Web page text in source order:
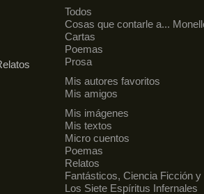
Todos
Cosas que contarle a...
Cartas
Poemas
Prosa
Mis autores favoritos
Mis amigos
Mis imágenes
Mis textos
Micro cuentos
Poemas
Relatos
Fantásticos, Ciencia Ficción y
Los Siete Espíritus Infernales